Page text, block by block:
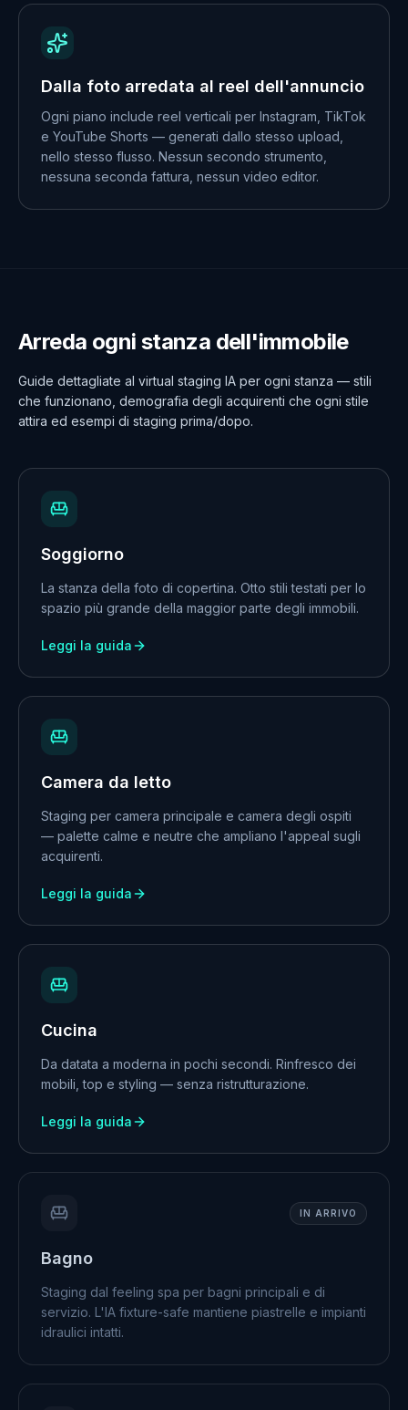
Dalla foto arredata al reel dell'annuncio
Ogni piano include reel verticali per Instagram, TikTok
e YouTube Shorts — generati dallo stesso upload,
nello stesso flusso. Nessun secondo strumento,
nessuna seconda fattura, nessun video editor.
Arreda ogni stanza dell'immobile
Guide dettagliate al virtual staging IA per ogni stanza — stili
che funzionano, demografia degli acquirenti che ogni stile
attira ed esempi di staging prima/dopo.
Soggiorno
La stanza della foto di copertina. Otto stili testati per lo
spazio più grande della maggior parte degli immobili.
Leggi la guida
Camera da letto
Staging per camera principale e camera degli ospiti
— palette calme e neutre che ampliano l'appeal sugli
acquirenti.
Leggi la guida
Cucina
Da datata a moderna in pochi secondi. Rinfresco dei
mobili, top e styling — senza ristrutturazione.
Leggi la guida
IN ARRIVO
Bagno
Staging dal feeling spa per bagni principali e di
servizio. L'IA fixture-safe mantiene piastrelle e impianti
idraulici intatti.